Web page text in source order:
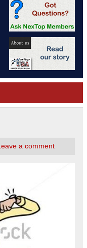
Leave a comment